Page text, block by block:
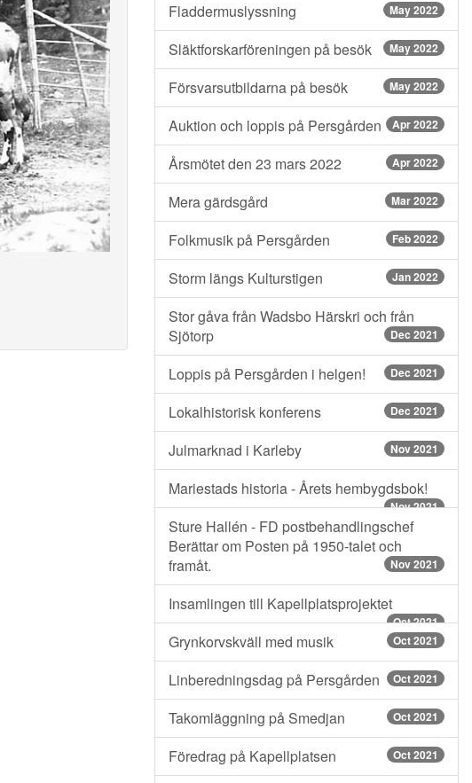
Fladdermuslyssning May 2022
Släktforskarföreningen på besök May 2022
Försvarsutbildarna på besök May 2022
Auktion och loppis på Persgården Apr 2022
Årsmötet den 23 mars 2022 Apr 2022
Mera gärdsgård Mar 2022
Folkmusik på Persgården Feb 2022
Storm längs Kulturstigen Jan 2022
Stor gåva från Wadsbo Härskri och från
Sjötorp
Dec 2021
Loppis på Persgården i helgen! Dec 2021
Lokalhistorisk konferens Dec 2021
Julmarknad i Karleby Nov 2021
Mariestads historia - Årets hembygdsbok!
Nov 2021
Sture Hallén - FD postbehandlingschef
Berättar om Posten på 1950-talet och
framåt.
Nov 2021
Insamlingen till Kapellplatsprojektet
Oct 2021
Grynkorvskväll med musik Oct 2021
Linberedningsdag på Persgården Oct 2021
Takomläggning på Smedjan Oct 2021
Föredrag på Kapellplatsen Oct 2021